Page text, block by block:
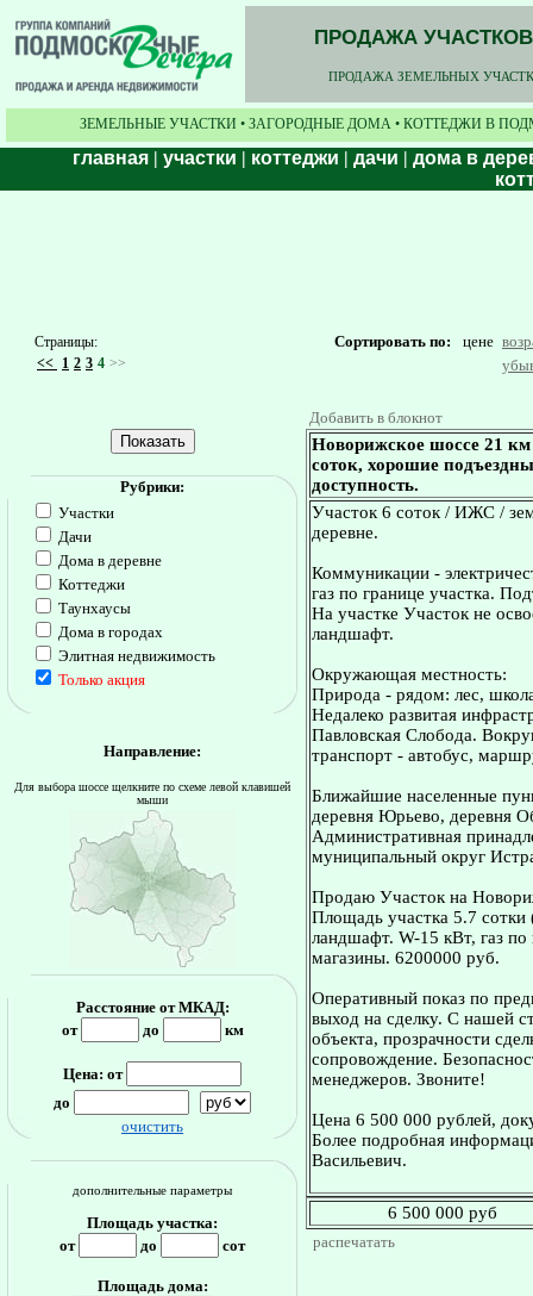
ПРОДАЖА
ПРОДАЖА ЗЕМЕЛЬНЫХ
ЗЕМЕЛЬНЫЕ УЧАСТКИ • ЗАГОРОДНЫЕ ДОМА • КОТТЕДЖИ В
главная | участки | коттеджи | дачи | дома в
Страницы:
<< 1 2 3 4 >>
Сортировать по: цене
Рубрики:
Участки
Дачи
Дома в деревне
Коттеджи
Таунхаусы
Дома в городах
Элитная недвижимость
Только акция
Направление:
Для выбора шоссе щелкните по схеме левой клавишей
мыши
Расстояние от МКАД:
от
до км
Цена: от
до
очистить
дополнительные параметры
Площадь участка:
от
до сот
Площадь дома:
Добавить в блокнот
Новорижское шоссе 21
соток, хорошие
доступность.
Участок 6 соток / ИЖС /
деревне.
Коммуникации -
газ по границе участка.
На участке Участок не
ландшафт.
Окружающая местность:
Природа - рядом: лес,
Недалеко развитая
Павловская Слобода.
транспорт - автобус,
Ближайшие населенные
деревня Юрьево, деревня
Административная
муниципальный округ
Продаю Участок на
Площадь участка 5.7
ландшафт. W-15 кВт, газ по
магазины. 6200000 руб.
Оперативный показ по
выход на сделку. С нашей
объекта, прозрачности
сопровождение.
менеджеров. Звоните!
Цена 6 500 000 рублей,
Более подробная
Васильевич.
6 500 000 руб
распечатать